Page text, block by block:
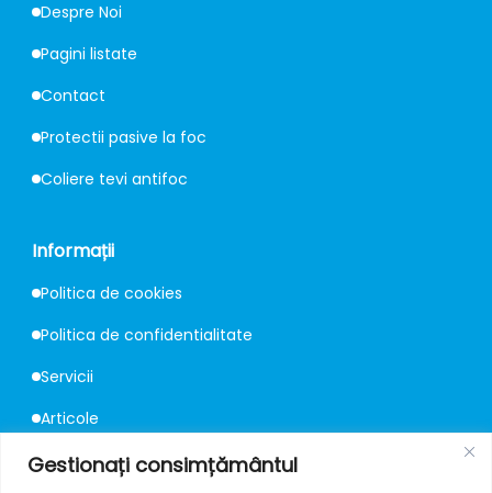
Gestionați consimțământul
Despre Noi
Pagini listate
Contact
Protectii pasive la foc
Coliere tevi antifoc
Informații
Politica de cookies
Politica de confidentialitate
Servicii
Articole
Consultanță